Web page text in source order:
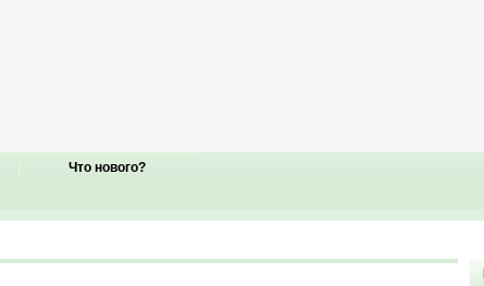
Что нового?